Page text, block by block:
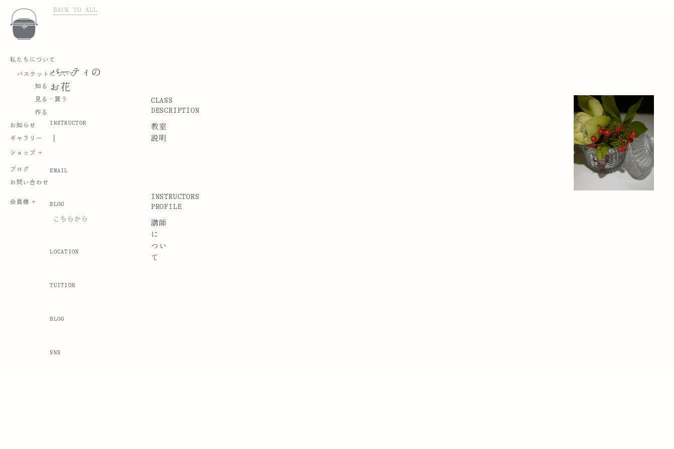
私たちについて
バスケットについて
知る
見る・買う
作る
お知らせ
ギャラリー
ショップ +
ブログ
お問い合わせ
会員様 +
BACK TO ALL
パーティの
お花
INSTRUCTOR
|
EMAIL
BLOG
こちらから
LOCATION
TUITION
BLOG
SNS
CLASS
DESCRIPTION
教室
説明
INSTRUCTORS
PROFILE
講師
に
つい
て